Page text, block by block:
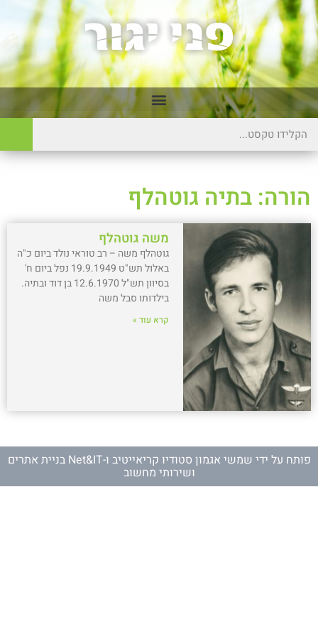
הורה: בתיה גוטהלף
משה גוטהלף
גוטהלף משה – רב טוראי נולד ביום כ"ה
באלול תש"ט 19.9.1949 נפל ביום ח'
בסיוון תש"ל 12.6.1970 בן דוד ובתיה.
בילדותו סבל משה
קרא עוד »
פותח על ידי שמשי אגמון סטודיו קריאייטיב ו- Net&IT בניית אתרים
ושירותי מחשוב